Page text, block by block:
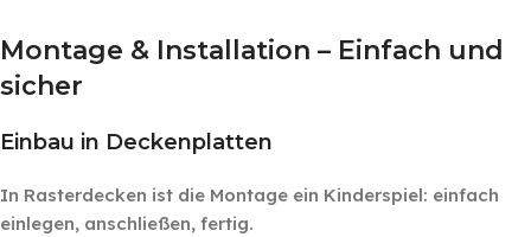
Montage & Installation – Einfach und
sicher
Einbau in Deckenplatten
In Rasterdecken ist die Montage ein Kinderspiel: einfach
einlegen, anschließen, fertig.